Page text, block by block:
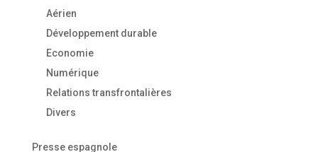
Aérien
Développement durable
Economie
Numérique
Relations transfrontalières
Divers
Presse espagnole